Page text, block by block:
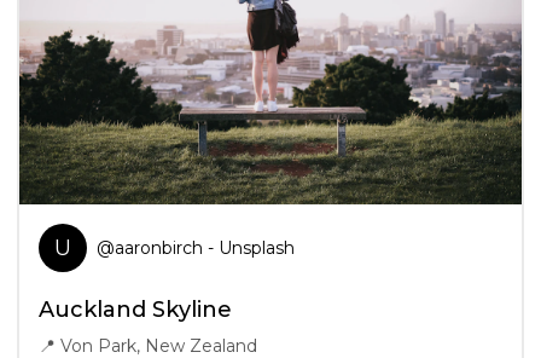
U @aaronbirch - Unsplash
Auckland Skyline
📍 Von Park, New Zealand